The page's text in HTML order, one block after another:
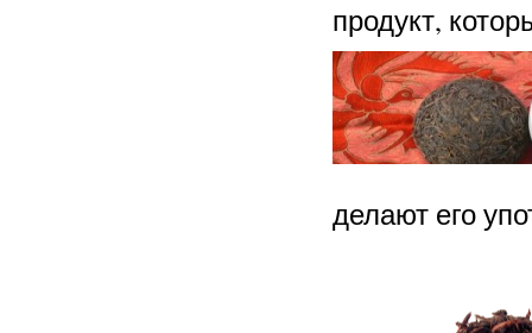
продукт,
делают его